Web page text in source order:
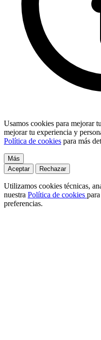
Usamos cookies para mejorar
mejorar tu experiencia y
Política de cookies para más
Más
Aceptar
Rechazar
Utilizamos cookies técnicas,
nuestra Política de cookies
preferencias.